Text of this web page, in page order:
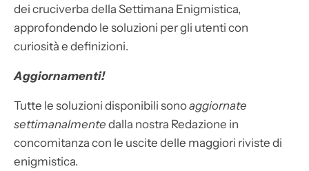
dei cruciverba della Settimana Enigmistica,
approfondendo le soluzioni per gli utenti con
curiosità e definizioni.
Aggiornamenti!
Tutte le soluzioni disponibili sonoaggiornate
settimanalmente dalla nostra Redazione in
concomitanza con le uscite delle maggiori riviste di
enigmistica.